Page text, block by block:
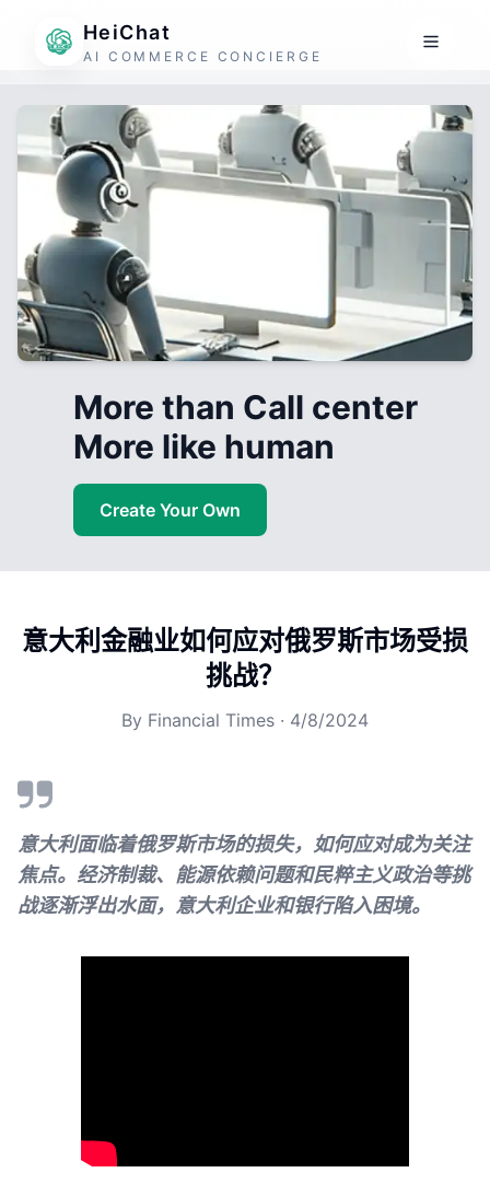
HeiChat
AI COMMERCE CONCIERGE
More than Call center
More like human
Create Your Own
意大利金融业如何应对俄罗斯市场受损
挑战？
By Financial Times · 4/8/2024
意大利面临着俄罗斯市场的损失，如何应对成为关注
焦点。经济制裁、能源依赖问题和民粹主义政治等挑
战逐渐浮出水面，意大利企业和银行陷入困境。